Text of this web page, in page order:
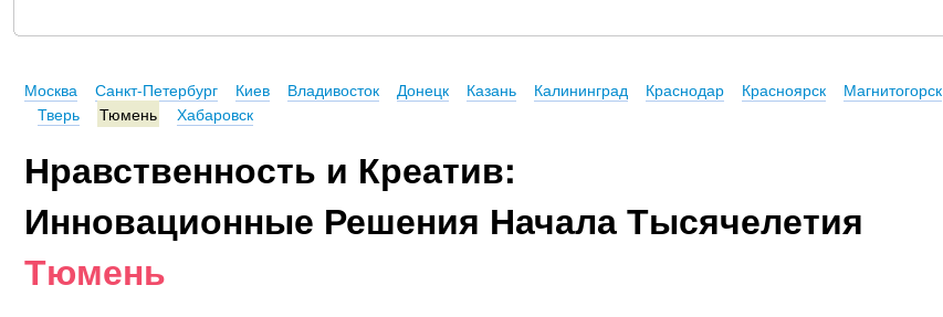
Москва Санкт-Петербург Киев Владивосток Донецк Казань Калининград Краснодар Красноярск Магнитогорск
Тверь
Тюмень Хабаровск
Нравственность и Креатив:
Инновационные Решения Начала Тысячелетия
Тюмень